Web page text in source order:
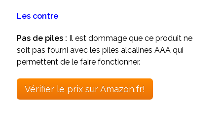
Les contre
Pas de piles : Il est dommage que ce produit ne
soit pas fourni avec les piles alcalines AAA qui
permettent de le faire fonctionner.
Vérifier le prix sur Amazon.fr!